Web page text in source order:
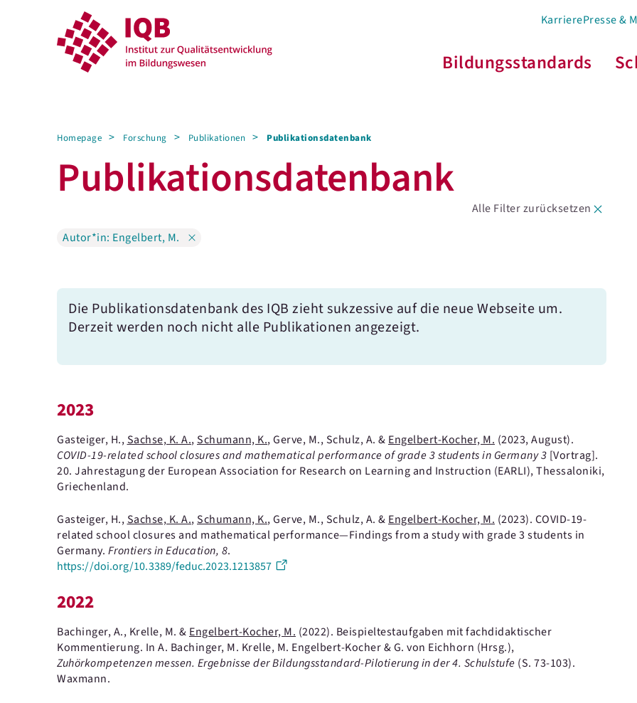
KarrierePresse &
Bildungsstandards
Homepage Forschung Publikationen Publikations­­datenbank
Publikations­­datenbank
Alle Filter zurücksetzen
Autor*in: Engelbert, M.
Die Publikationsdatenbank des IQB zieht sukzessive auf die neue Webseite um.
Derzeit werden noch nicht alle Publikationen angezeigt.
2023
Gasteiger, H.,Sachse, K. A.,Schumann, K., Gerve, M., Schulz, A. & Engelbert-Kocher, M. (2023, August).
COVID-19-related school closures and mathematical performance of grade 3 students in Germany 3 [Vortrag].
20. Jahrestagung der European Association for Research on Learning and Instruction (EARLI), Thessaloniki,
Griechenland.
Gasteiger, H.,Sachse, K. A.,Schumann, K., Gerve, M., Schulz, A. & Engelbert-Kocher, M. (2023). COVID-19-
related school closures and mathematical performance—Findings from a study with grade 3 students in
Germany. Frontiers in Education, 8.
https://doi.org/10.3389/feduc.2023.1213857
2022
Bachinger, A., Krelle, M. & Engelbert-Kocher, M. (2022). Beispieltestaufgaben mit fachdidaktischer
Kommentierung. In A. Bachinger, M. Krelle, M. Engelbert-Kocher & G. von Eichhorn (Hrsg.),
Zuhörkompetenzen messen. Ergebnisse der Bildungsstandard-Pilotierung in der 4. Schulstufe (S. 73-103).
Waxmann.